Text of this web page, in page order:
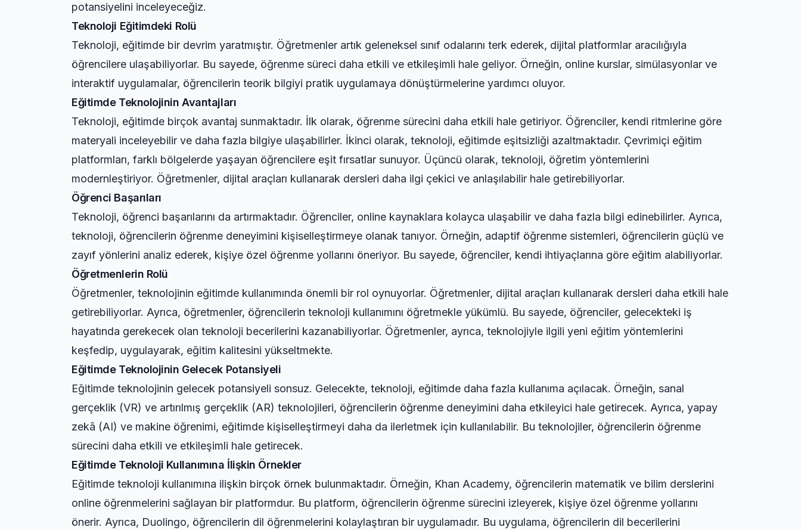
potansiyelini inceleyeceğiz.
Teknoloji Eğitimdeki Rolü
Teknoloji, eğitimde bir devrim yaratmıştır. Öğretmenler artık geleneksel sınıf odalarını terk ederek, dijital platformlar aracılığıyla
öğrencilere ulaşabiliyorlar. Bu sayede, öğrenme süreci daha etkili ve etkileşimli hale geliyor. Örneğin, online kurslar, simülasyonlar ve
interaktif uygulamalar, öğrencilerin teorik bilgiyi pratik uygulamaya dönüştürmelerine yardımcı oluyor.
Eğitimde Teknolojinin Avantajları
Teknoloji, eğitimde birçok avantaj sunmaktadır. İlk olarak, öğrenme sürecini daha etkili hale getiriyor. Öğrenciler, kendi ritmlerine göre
materyali inceleyebilir ve daha fazla bilgiye ulaşabilirler. İkinci olarak, teknoloji, eğitimde eşitsizliği azaltmaktadır. Çevrimiçi eğitim
platformları, farklı bölgelerde yaşayan öğrencilere eşit fırsatlar sunuyor. Üçüncü olarak, teknoloji, öğretim yöntemlerini
modernleştiriyor. Öğretmenler, dijital araçları kullanarak dersleri daha ilgi çekici ve anlaşılabilir hale getirebiliyorlar.
Öğrenci Başarıları
Teknoloji, öğrenci başarılarını da artırmaktadır. Öğrenciler, online kaynaklara kolayca ulaşabilir ve daha fazla bilgi edinebilirler. Ayrıca,
teknoloji, öğrencilerin öğrenme deneyimini kişiselleştirmeye olanak tanıyor. Örneğin, adaptif öğrenme sistemleri, öğrencilerin güçlü ve
zayıf yönlerini analiz ederek, kişiye özel öğrenme yollarını öneriyor. Bu sayede, öğrenciler, kendi ihtiyaçlarına göre eğitim alabiliyorlar.
Öğretmenlerin Rolü
Öğretmenler, teknolojinin eğitimde kullanımında önemli bir rol oynuyorlar. Öğretmenler, dijital araçları kullanarak dersleri daha etkili hale
getirebiliyorlar. Ayrıca, öğretmenler, öğrencilerin teknoloji kullanımını öğretmekle yükümlü. Bu sayede, öğrenciler, gelecekteki iş
hayatında gerekecek olan teknoloji becerilerini kazanabiliyorlar. Öğretmenler, ayrıca, teknolojiyle ilgili yeni eğitim yöntemlerini
keşfedip, uygulayarak, eğitim kalitesini yükseltmekte.
Eğitimde Teknolojinin Gelecek Potansiyeli
Eğitimde teknolojinin gelecek potansiyeli sonsuz. Gelecekte, teknoloji, eğitimde daha fazla kullanıma açılacak. Örneğin, sanal
gerçeklik (VR) ve artırılmış gerçeklik (AR) teknolojileri, öğrencilerin öğrenme deneyimini daha etkileyici hale getirecek. Ayrıca, yapay
zekâ (AI) ve makine öğrenimi, eğitimde kişiselleştirmeyi daha da ilerletmek için kullanılabilir. Bu teknolojiler, öğrencilerin öğrenme
sürecini daha etkili ve etkileşimli hale getirecek.
Eğitimde Teknoloji Kullanımına İlişkin Örnekler
Eğitimde teknoloji kullanımına ilişkin birçok örnek bulunmaktadır. Örneğin, Khan Academy, öğrencilerin matematik ve bilim derslerini
online öğrenmelerini sağlayan bir platformdur. Bu platform, öğrencilerin öğrenme sürecini izleyerek, kişiye özel öğrenme yollarını
önerir. Ayrıca, Duolingo, öğrencilerin dil öğrenmelerini kolaylaştıran bir uygulamadır. Bu uygulama, öğrencilerin dil becerilerini